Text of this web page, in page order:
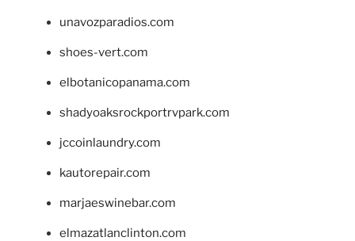
unavozparadios.com
shoes-vert.com
elbotanicopanama.com
shadyoaksrockportrvpark.com
jccoinlaundry.com
kautorepair.com
marjaeswinebar.com
elmazatlanclinton.com